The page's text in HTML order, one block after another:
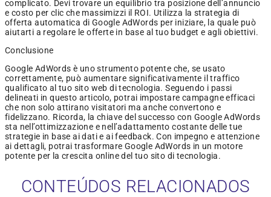
complicato. Devi trovare un equilibrio tra posizione dell’annuncio
e costo per clic che massimizzi il ROI. Utilizza la strategia di
offerta automatica di Google AdWords per iniziare, la quale può
aiutarti a regolare le offerte in base al tuo budget e agli obiettivi.
Conclusione
Google AdWords è uno strumento potente che, se usato
correttamente, può aumentare significativamente il traffico
qualificato al tuo sito web di tecnologia. Seguendo i passi
delineati in questo articolo, potrai impostare campagne efficaci
che non solo attirano visitatori ma anche convertono e
fidelizzano. Ricorda, la chiave del successo con Google AdWords
sta nell’ottimizzazione e nell’adattamento costante delle tue
strategie in base ai dati e ai feedback. Con impegno e attenzione
ai dettagli, potrai trasformare Google AdWords in un motore
potente per la crescita online del tuo sito di tecnologia.
CONTEÚDOS RELACIONADOS